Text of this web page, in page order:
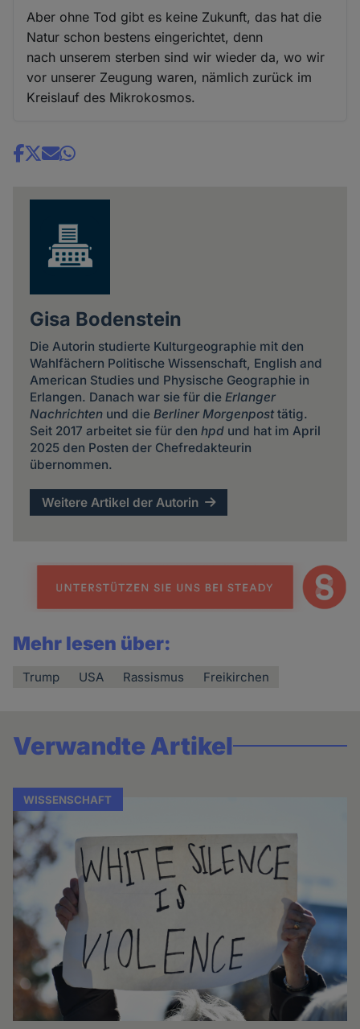
Aber ohne Tod gibt es keine Zukunft, das hat die
Natur schon bestens eingerichtet, denn
nach unserem sterben sind wir wieder da, wo wir
vor unserer Zeugung waren, nämlich zurück im
Kreislauf des Mikrokosmos.
Share
Gisa Bodenstein
Die Autorin studierte Kulturgeographie mit den
Wahlfächern Politische Wissenschaft, English and
American Studies und Physische Geographie in
Erlangen. Danach war sie für die Erlanger
Nachrichtenund die Berliner Morgenposttätig.
Seit 2017 arbeitet sie für den hpdund hat im April
2025 den Posten der Chefredakteurin
übernommen.
Weitere Artikel der Autorin
Mehr lesen über:
Trump USA Rassismus Freikirchen
Verwandte Artikel
WISSENSCHAFT